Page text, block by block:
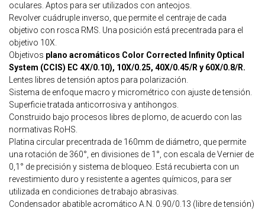
oculares. Aptos para ser utilizados con anteojos.
Revolver cuádruple inverso, que permite el centraje de cada
objetivo con rosca RMS. Una posición está precentrada para el
objetivo 10X.
Objetivos plano acromáticos Color Corrected Infinity Optical
System (CCIS) EC 4X/0.10), 10X/0.25, 40X/0.45/R y 60X/0.8/R.
Lentes libres de tensión aptos para polarización.
Sistema de enfoque macro y micrométrico con ajuste de tensión.
Superficie tratada anticorrosiva y antihongos.
Construido bajo procesos libres de plomo, de acuerdo con las
normativas RoHS.
Platina circular precentrada de 160mm de diámetro, que permite
una rotación de 360°, en divisiones de 1°, con escala de Vernier de
0,1° de precisión y sistema de bloqueo. Está recubierta con un
revestimiento duro y resistente a agentes químicos, para ser
utilizada en condiciones de trabajo abrasivas.
Condensador abatible acromático A.N. 0.90/0.13 (libre de tensión)